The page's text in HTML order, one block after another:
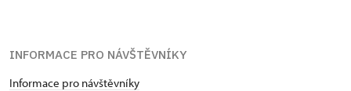
INFORMACE PRO NÁVŠTĚVNÍKY
Informace pro návštěvníky